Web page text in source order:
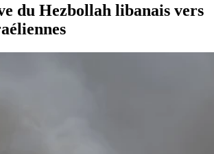
du Hezbollah libanais vers